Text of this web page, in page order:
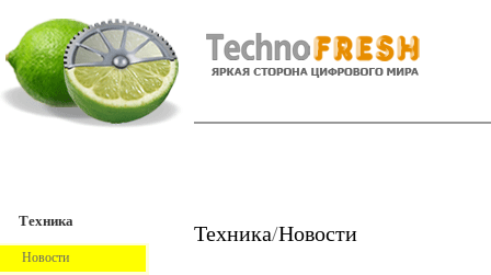
Техника
Новости
Техника/Новости